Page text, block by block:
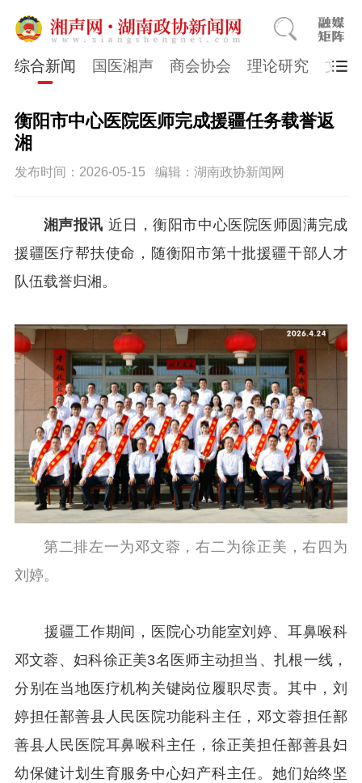
综合新闻 国医湘声 商会协会 理论研究 文史
衡阳市中心医院医师完成援疆任务载誉返
湘
发布时间：2026-05-15 编辑：湖南政协新闻网
湘声报讯 近日，衡阳市中心医院医师圆满完成
援疆医疗帮扶使命，随衡阳市第十批援疆干部人才
队伍载誉归湘。
第二排左一为邓文蓉，右二为徐正美，右四为
刘婷。
援疆工作期间，医院心功能室刘婷、耳鼻喉科
邓文蓉、妇科徐正美3名医师主动担当、扎根一线，
分别在当地医疗机构关键岗位履职尽责。其中，刘
婷担任鄯善县人民医院功能科主任，邓文蓉担任鄯
善县人民医院耳鼻喉科主任，徐正美担任鄯善县妇
幼保健计划生育服务中心妇产科主任。她们始终坚